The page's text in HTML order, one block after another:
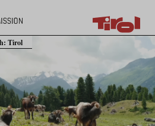
Tirol